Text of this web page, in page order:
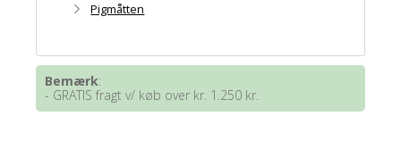
Pigmåtten
Bemærk:
- GRATIS fragt v/ køb over kr. 1.250 kr.